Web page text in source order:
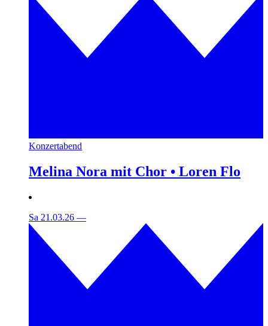
Konzertabend
Melina Nora mit Chor • Loren Flo
Sa 21.03.26 —